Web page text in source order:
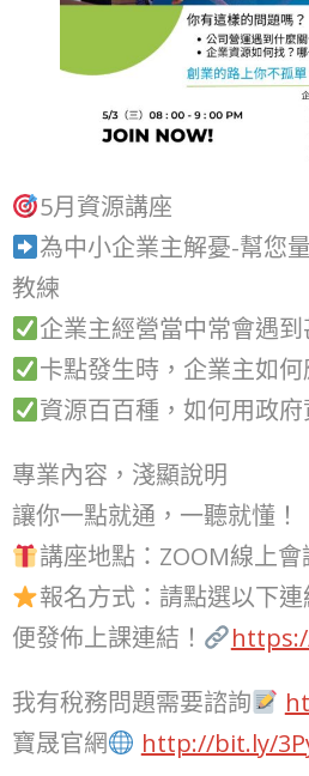
5月資源講座
為中小企業主解憂-幫您
教練
企業主經營當中常會遇到
卡點發生時，企業主如
資源百百種，如何用政
專業內容，淺顯說明
讓你一點就通，一聽就懂！
講座地點：ZOOM線上會
報名方式：請點選以下
便發佈上課連結！
我有稅務問題需要諮詢
寶晟官網
http://bit.ly/